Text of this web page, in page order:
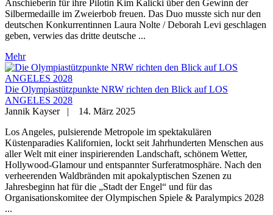
Anschieberin für ihre Pilotin Kim Kalicki über den Gewinn der
Silbermedaille im Zweierbob freuen. Das Duo musste sich nur den
deutschen Konkurrentinnen Laura Nolte / Deborah Levi geschlagen
geben, verwies das dritte deutsche ...
Mehr
Die Olympiastützpunkte NRW richten den Blick auf LOS
ANGELES 2028
Jannik Kayser| 14. März 2025
Los Angeles, pulsierende Metropole im spektakulären
Küstenparadies Kalifornien, lockt seit Jahrhunderten Menschen aus
aller Welt mit einer inspirierenden Landschaft, schönem Wetter,
Hollywood-Glamour und entspannter Surferatmosphäre. Nach den
verheerenden Waldbränden mit apokalyptischen Szenen zu
Jahresbeginn hat für die „Stadt der Engel“ und für das
Organisationskomitee der Olympischen Spiele & Paralympics 2028
...